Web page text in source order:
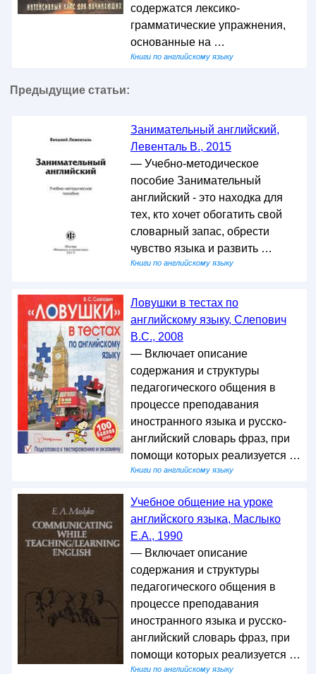
содержатся лексико-
грамматические упражнения,
основанные на …
Книги по английскому языку
Предыдущие статьи:
Занимательный английский,
Левенталь В., 2015
— Учебно-методическое
пособие Занимательный
английский - это находка для
тех, кто хочет обогатить свой
словарный запас, обрести
чувство языка и развить …
Книги по английскому языку
Ловушки в тестах по
английскому языку, Слепович
В.С., 2008
— Включает описание
содержания и структуры
педагогического общения в
процессе преподавания
иностранного языка и русско-
английский словарь фраз, при
помощи которых реализуется …
Книги по английскому языку
Учебное общение на уроке
английского языка, Маслыко
Е.А., 1990
— Включает описание
содержания и структуры
педагогического общения в
процессе преподавания
иностранного языка и русско-
английский словарь фраз, при
помощи которых реализуется …
Книги по английскому языку